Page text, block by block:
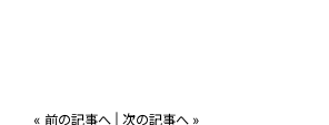
« 前の記事へ 次の記事へ »